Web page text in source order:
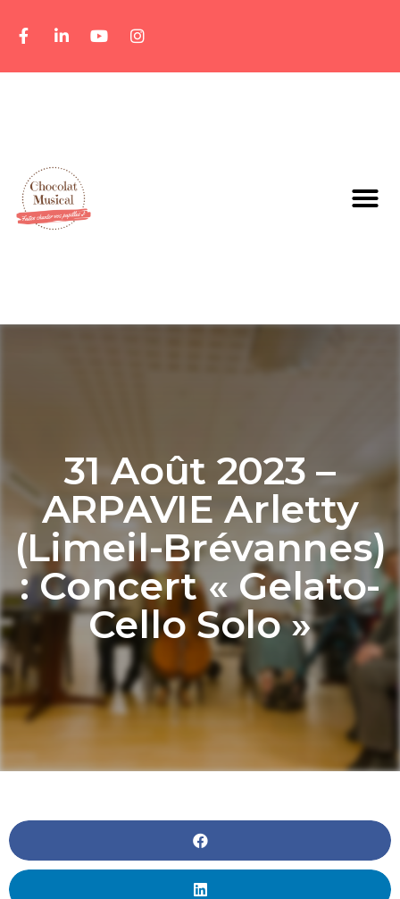
31 Août 2023 –
ARPAVIE Arletty
(Limeil-Brévannes)
: Concert « Gelato-
Cello Solo »